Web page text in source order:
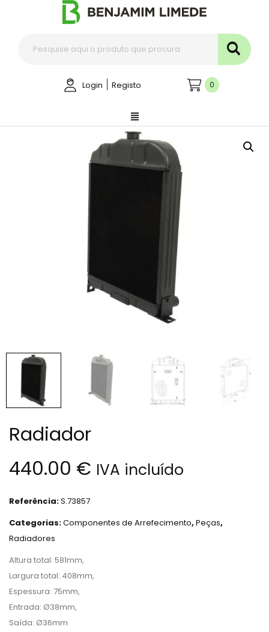
Login Registo 0
Radiador
440.00 € IVA incluído
Referência:S.73857
Categorias:Componentes de Arrefecimento, Peças,
Radiadores
Altura total: 581mm,
Largura total: 408mm,
Espessura: 75mm,
Entrada: Ø38mm,
Saída: Ø36mm